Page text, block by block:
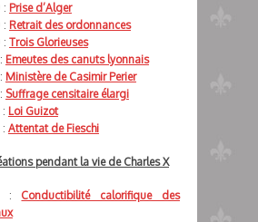
: Prise d’Alger
: Retrait des ordonnances
: Trois Glorieuses
Emeutes des canuts lyonnais
Ministère de Casimir Perier
Suffrage censitaire élargi
Loi Guizot
Attentat de Fieschi
pendant la vie de Charles X
: Conductibilité calorifique des